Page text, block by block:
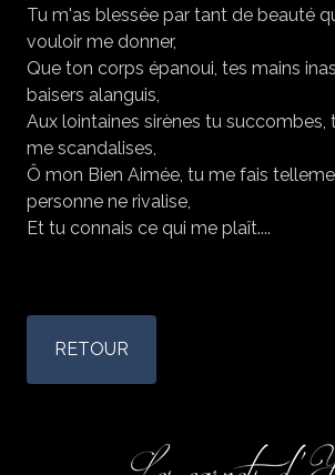
Tu m'as blessée par tant de beauté
vouloir me donner,
Que ton corps épanoui, tes mains
baisers alanguis,
Aux lointaines sirènes tu succombes,
me scandalises,
Ô mon Bien Aimée, tu me fais
personne ne rivalise,
Et tu connais ce qui me plaît....
RETOUR